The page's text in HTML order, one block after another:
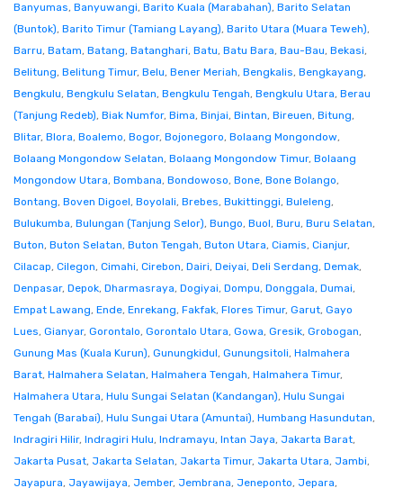
Banyumas, Banyuwangi, Barito Kuala (Marabahan), Barito Selatan
(Buntok), Barito Timur (Tamiang Layang), Barito Utara (Muara Teweh),
Barru, Batam, Batang, Batanghari, Batu, Batu Bara, Bau-Bau, Bekasi,
Belitung, Belitung Timur, Belu, Bener Meriah, Bengkalis, Bengkayang,
Bengkulu, Bengkulu Selatan, Bengkulu Tengah, Bengkulu Utara, Berau
(Tanjung Redeb), Biak Numfor, Bima, Binjai, Bintan, Bireuen, Bitung,
Blitar, Blora, Boalemo, Bogor, Bojonegoro, Bolaang Mongondow,
Bolaang Mongondow Selatan, Bolaang Mongondow Timur, Bolaang
Mongondow Utara, Bombana, Bondowoso, Bone, Bone Bolango,
Bontang, Boven Digoel, Boyolali, Brebes, Bukittinggi, Buleleng,
Bulukumba, Bulungan (Tanjung Selor), Bungo, Buol, Buru, Buru Selatan,
Buton, Buton Selatan, Buton Tengah, Buton Utara, Ciamis, Cianjur,
Cilacap, Cilegon, Cimahi, Cirebon, Dairi, Deiyai, Deli Serdang, Demak,
Denpasar, Depok, Dharmasraya, Dogiyai, Dompu, Donggala, Dumai,
Empat Lawang, Ende, Enrekang, Fakfak, Flores Timur, Garut, Gayo
Lues, Gianyar, Gorontalo, Gorontalo Utara, Gowa, Gresik, Grobogan,
Gunung Mas (Kuala Kurun), Gunungkidul, Gunungsitoli, Halmahera
Barat, Halmahera Selatan, Halmahera Tengah, Halmahera Timur,
Halmahera Utara, Hulu Sungai Selatan (Kandangan), Hulu Sungai
Tengah (Barabai), Hulu Sungai Utara (Amuntai), Humbang Hasundutan,
Indragiri Hilir, Indragiri Hulu, Indramayu, Intan Jaya, Jakarta Barat,
Jakarta Pusat, Jakarta Selatan, Jakarta Timur, Jakarta Utara, Jambi,
Jayapura, Jayawijaya, Jember, Jembrana, Jeneponto, Jepara,